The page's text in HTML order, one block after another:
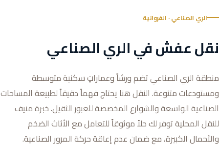
الري الصناعي · الفروانية
نقل عفش في الري الصناعي
منطقة الري الصناعي تضم ورشاً وعماراتٍ سكنية متوسطة
ومستودعات متنوعة. النقل هنا يحتاج فهماً دقيقاً لطبيعة المساحات
الصناعية الواسعة والشوارع المخصصة للعبور الثقيل. خبرة منيف
للنقل المحلية توفر لك حلاً موثوقاً للتعامل مع الأثاث الضخم
والأحمال الكبيرة، مع ضمان عدم إعاقة حركة المرور الصناعية.